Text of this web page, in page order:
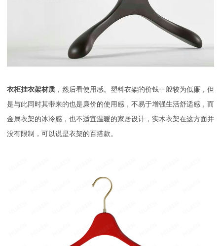
衣柜挂衣架材质 ，然后看使用感。塑料衣架的价钱一般较为低廉，但
是与此同时其带来的也是廉价的使用感，不易于增强生活舒适感，而
金属衣架的冰冷感，也不适宜温暖的家居设计，实木衣架在这方面并
没有限制，可以说是衣架的百搭款。